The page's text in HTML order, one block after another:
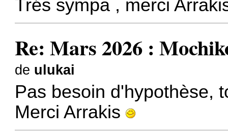
Trés sympa , merci
Re: Mars 2026 :
de ulukai
Pas besoin d'hypothèse,
Merci Arrakis